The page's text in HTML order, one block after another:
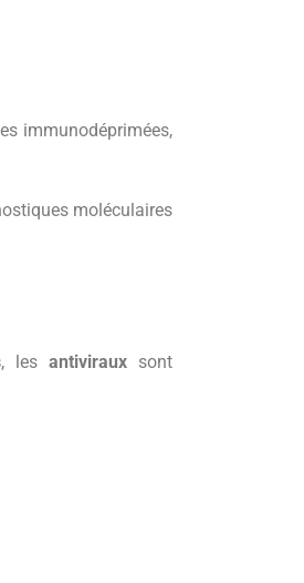
immunodéprimées,
moléculaires
, les antiviraux sont